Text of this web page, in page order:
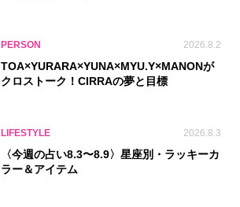
PERSON 2026.8.2
TOA×YURARA×YUNA×MYU.Y×MANONが
クロストーク！CIRRAの夢と目標
LIFESTYLE 2026.8.3
〈今週の占い8.3〜8.9〉星座別・ラッキーカ
ラー＆アイテム